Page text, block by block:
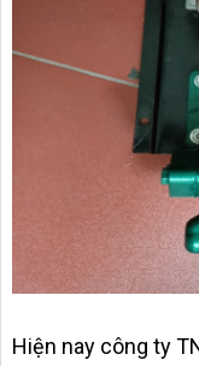
Hiện nay công ty